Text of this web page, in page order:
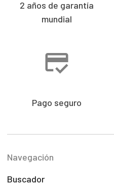
2 años de garantía
mundial
Pago seguro
Navegación
Buscador